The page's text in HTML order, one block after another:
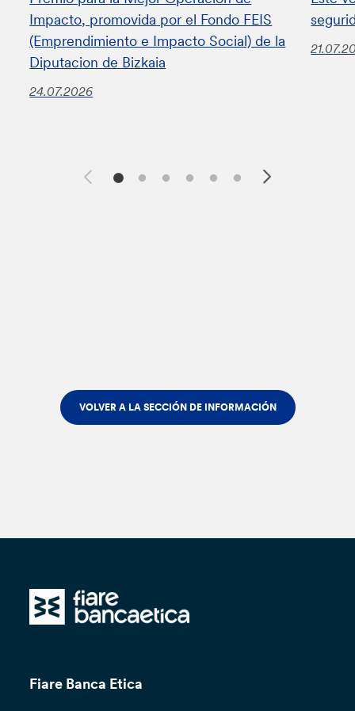
Impacto, promovida por el Fondo FEIS
(Emprendimiento e Impacto Social) de la
Diputacion de Bizkaia
24.07.2026
VOLVER A LA SECCIÓN DE INFORMACIÓN
Fiare Banca Etica